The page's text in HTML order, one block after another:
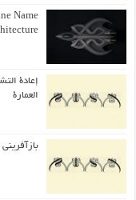
Name
إعادة
العمارة